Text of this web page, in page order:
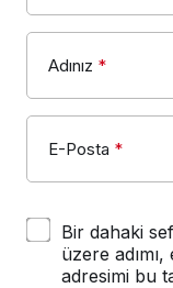
Adınız *
E-Posta *
Bir dahaki
üzere
adresimi bu